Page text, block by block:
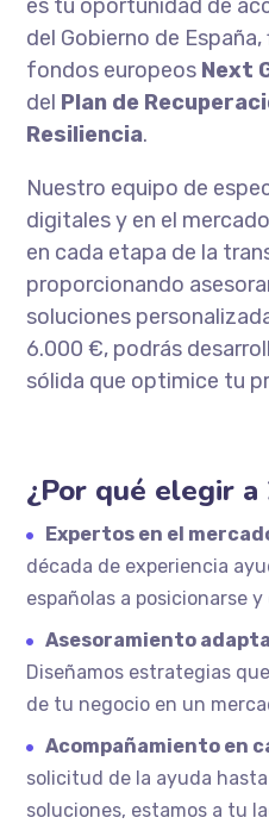
es tu oportunidad de
del Gobierno de
fondos europeos Next
del Plan de
Resiliencia.
Nuestro equipo de
digitales y en el
en cada etapa de la
proporcionando
soluciones
6.000 €, podrás
sólida que optimice tu
¿Por qué elegir a
Expertos en el
década de experiencia
españolas a posicionarse
Asesoramiento
Diseñamos estrategias
de tu negocio en un
Acompañamiento en
solicitud de la ayuda
soluciones, estamos a tu